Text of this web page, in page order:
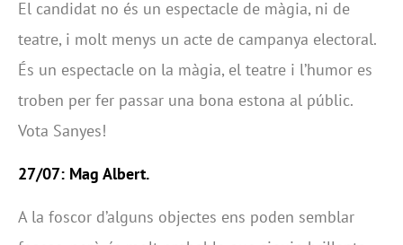
El candidat no és un espectacle de màgia, ni de
teatre, i molt menys un acte de campanya electoral.
És un espectacle on la màgia, el teatre i l’humor es
troben per fer passar una bona estona al públic.
Vota Sanyes!
27/07: Mag Albert.
A la foscor d’alguns objectes ens poden semblar